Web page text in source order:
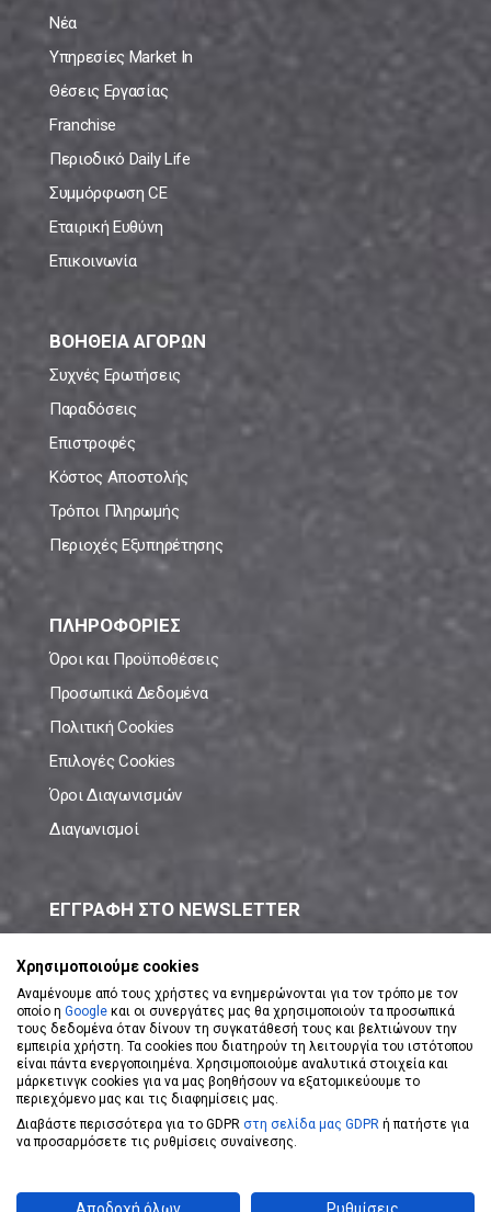
Νέα
Υπηρεσίες Market In
Θέσεις Εργασίας
Franchise
Περιοδικό Daily Life
Συμμόρφωση CE
Εταιρική Ευθύνη
Επικοινωνία
ΒΟΗΘΕΙΑ ΑΓΟΡΩΝ
Συχνές Ερωτήσεις
Παραδόσεις
Επιστροφές
Κόστος Αποστολής
Τρόποι Πληρωμής
Περιοχές Εξυπηρέτησης
ΠΛΗΡΟΦΟΡΙΕΣ
Όροι και Προϋποθέσεις
Προσωπικά Δεδομένα
Πολιτική Cookies
Επιλογές Cookies
Όροι Διαγωνισμών
Διαγωνισμοί
ΕΓΓΡΑΦΗ ΣΤΟ NEWSLETTER
ΕΓΓΡΑΦΗ ΣΤΟ NEWSLETTER
Αποδέχομαι τουςΌρους Χρήσης
Powered byeShopKeyDesigned byKoolmetrix
Χρησιμοποιούμε cookies
Αναμένουμε από τους χρήστες να ενημερώνονται για τον τρόπο με τον
οποίο η Google και οι συνεργάτες μας θα χρησιμοποιούν τα προσωπικά
τους δεδομένα όταν δίνουν τη συγκατάθεσή τους και βελτιώνουν την
εμπειρία χρήστη. Τα cookies που διατηρούν τη λειτουργία του ιστότοπου
είναι πάντα ενεργοποιημένα. Χρησιμοποιούμε αναλυτικά στοιχεία και
μάρκετινγκ cookies για να μας βοηθήσουν να εξατομικεύουμε το
περιεχόμενο μας και τις διαφημίσεις μας.
Διαβάστε περισσότερα για το GDPR στη σελίδα μας GDPR ή πατήστε για
να προσαρμόσετε τις ρυθμίσεις συναίνεσης.